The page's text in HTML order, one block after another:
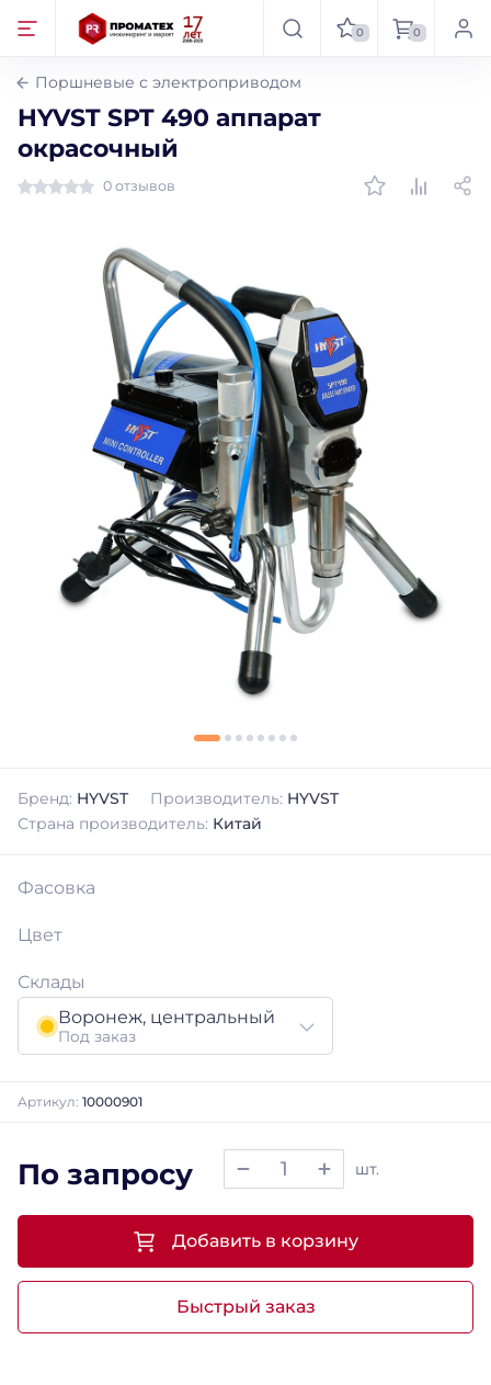
0 0
Поршневые с электроприводом
HYVST SPT 490 аппарат
окрасочный
0 отзывов
Бренд: HYVST Производитель: HYVST
Страна производитель: Китай
Фасовка
Цвет
Склады
Воронеж, центральный
Под заказ
Артикул: 10000901
По запросу шт.
Быстрый заказ
Добавить в корзину